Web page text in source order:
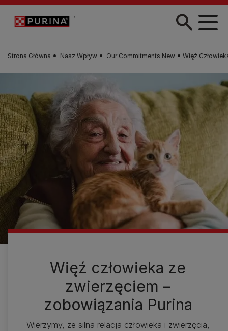
Przejdź do treści
Strona Główna Nasz Wpływ Our Commitments New Więź
Więź człowieka ze
zwierzęciem –
zobowiązania Purina
Wierzymy, że silna relacja człowieka i zwierzęcia,